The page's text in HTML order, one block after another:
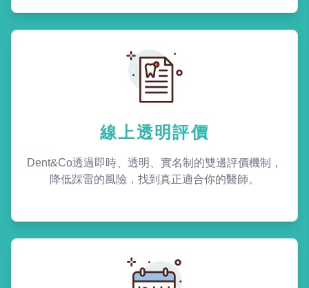
線上透明評價
Dent&Co透過即時、透明、實名制的雙邊評價機制，
降低踩雷的風險，找到真正適合你的醫師。